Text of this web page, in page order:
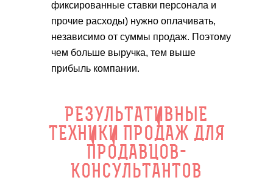
фиксированные ставки персонала и
прочие расходы) нужно оплачивать,
независимо от суммы продаж. Поэтому
чем больше выручка, тем выше
прибыль компании.
РЕЗУЛЬТАТИВНЫЕ
ТЕХНИКИ ПРОДАЖ ДЛЯ
ПРОДАВЦОВ-
КОНСУЛЬТАНТОВ